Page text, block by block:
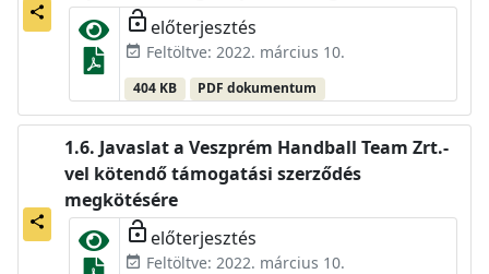
share lock_open előterjesztés
event_available Feltöltve: 2022. március 10.
404 KB PDF dokumentum
share
Javaslat a Veszprém Handball Team Zrt.-
vel kötendő támogatási szerződés
megkötésére
lock_open előterjesztés
event_available Feltöltve: 2022. március 10.